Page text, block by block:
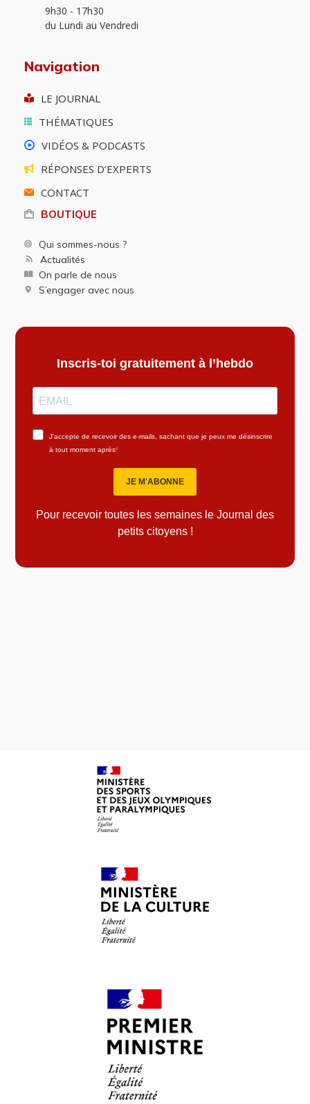
9h30 - 17h30
du Lundi au Vendredi
Navigation
LE JOURNAL
THÉMATIQUES
VIDÉOS & PODCASTS
RÉPONSES D’EXPERTS
CONTACT
BOUTIQUE
Qui sommes-nous ?
Actualités
On parle de nous
S’engager avec nous